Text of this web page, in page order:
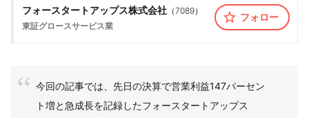
フォースタートアップス株式会社 （7089）
東証グロースサービス業
フォロー
今回の記事では、先日の決算で営業利益147パーセン
ト増と急成長を記録したフォースタートアップス